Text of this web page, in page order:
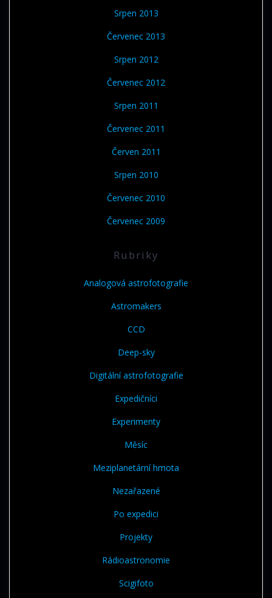
Srpen 2013
Červenec 2013
Srpen 2012
Červenec 2012
Srpen 2011
Červenec 2011
Červen 2011
Srpen 2010
Červenec 2010
Červenec 2009
Rubriky
Analogová astrofotografie
Astromakers
CCD
Deep-sky
Digitální astrofotografie
Expedičníci
Experimenty
Měsíc
Meziplanetární hmota
Nezařazené
Po expedici
Projekty
Rádioastronomie
Scigifoto